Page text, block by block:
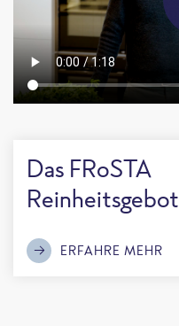
Das FRoSTA
Reinheitsgebot
ERFAHRE MEHR